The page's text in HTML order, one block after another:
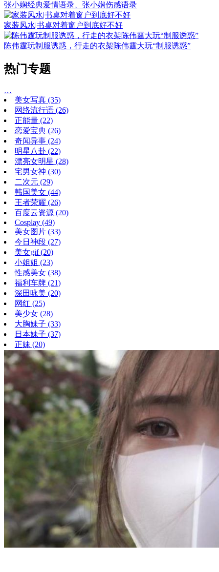
张小娴经典爱情语录、张小娴伤感语录
家装风水|书桌对着窗户到底好不好
陈伟霆玩制服诱惑，行走的衣架陈伟霆大玩“制服诱惑”
热门专题
…
美女写真 (35)
网络流行语 (26)
正能量 (22)
恋爱宝典 (26)
奇闻异事 (24)
明星八卦 (22)
漂亮女明星 (28)
宅男女神 (30)
二次元 (29)
韩国美女 (44)
王者荣耀 (26)
百度云资源 (20)
Cosplay (49)
美女图片 (33)
今日神段 (27)
美女gif(20)
小姐姐 (23)
性感美女 (38)
福利车牌 (21)
深田咏美 (20)
网红 (25)
美少女 (28)
大胸妹子 (33)
日本妹子 (37)
正妹 (20)